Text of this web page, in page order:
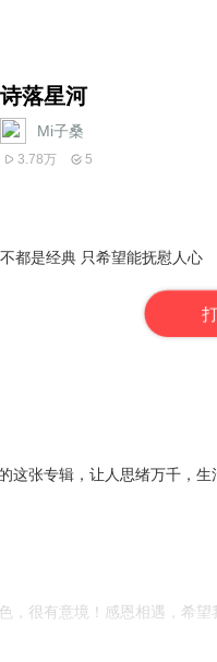
诗落星河
Mi子桑
3.78万 5
都是经典 只希望能抚慰人心
这张专辑，让人思绪万千，
，很有意境！感恩相遇，希